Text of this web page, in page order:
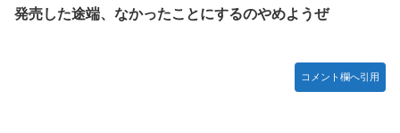
発売した途端、なかったことにするのやめようぜ
コメント欄へ引用